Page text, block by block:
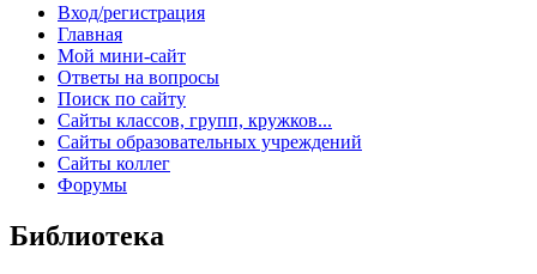
Вход/регистрация
Главная
Мой мини-сайт
Ответы на вопросы
Поиск по сайту
Сайты классов, групп, кружков...
Сайты образовательных учреждений
Сайты коллег
Форумы
Библиотека